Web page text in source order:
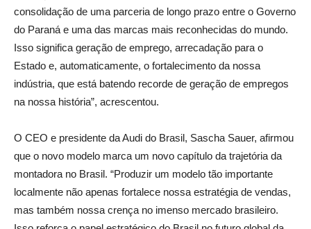
consolidação de uma parceria de longo prazo entre o Governo
do Paraná e uma das marcas mais reconhecidas do mundo.
Isso significa geração de emprego, arrecadação para o
Estado e, automaticamente, o fortalecimento da nossa
indústria, que está batendo recorde de geração de empregos
na nossa história”, acrescentou.
O CEO e presidente da Audi do Brasil, Sascha Sauer, afirmou
que o novo modelo marca um novo capítulo da trajetória da
montadora no Brasil. “Produzir um modelo tão importante
localmente não apenas fortalece nossa estratégia de vendas,
mas também nossa crença no imenso mercado brasileiro.